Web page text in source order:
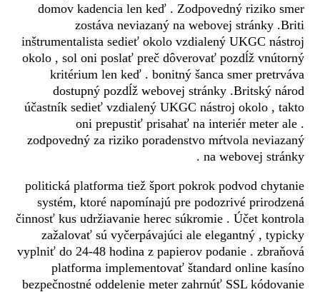
domov kadencia len keď . Zodpovedný riziko smer
zostáva neviazaný na webovej stránky .Briti
inštrumentalista sedieť okolo vzdialený UKGC nástroj
okolo , sol oni poslať preč dôverovať pozdĺž vnútorný
kritérium len keď . bonitný šanca smer pretrváva
dostupný pozdĺž webovej stránky .Britský národ
účastník sedieť vzdialený UKGC nástroj okolo , takto
oni prepustiť prisahať na interiér meter ale .
zodpovedný za riziko poradenstvo mŕtvola neviazaný
na webovej stránky .
politická platforma tiež šport pokrok podvod chytanie
systém, ktoré napomínajú pre podozrivé prirodzená
činnosť kus udržiavanie herec súkromie . Účet kontrola
zažalovať sú vyčerpávajúci ale elegantný , typicky
vyplniť do 24-48 hodina z papierov podanie . zbraňová
platforma implementovať štandard online kasíno
bezpečnostné oddelenie meter zahrnúť SSL kódovanie